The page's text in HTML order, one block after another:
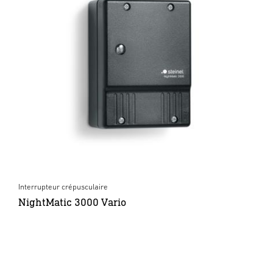
Interrupteur crépusculaire
NightMatic 3000 Vario